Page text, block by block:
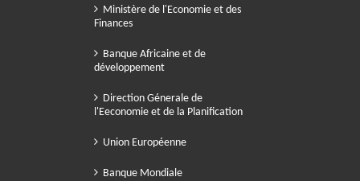
Ministère de l'Economie et des
Finances
Banque Africaine et de
développement
Direction Génerale de
l'Eeconomie et de la Planification
Union Européenne
Banque Mondiale